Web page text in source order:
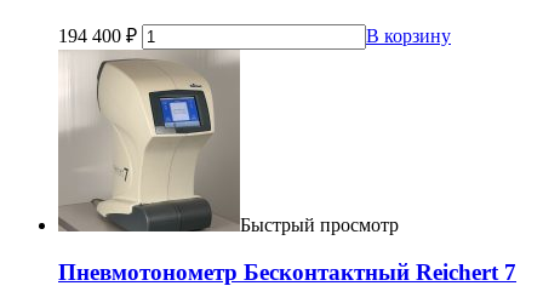
194 400 ₽ В корзину
Быстрый просмотр
Пневмотонометр Бесконтактный Reichert 7